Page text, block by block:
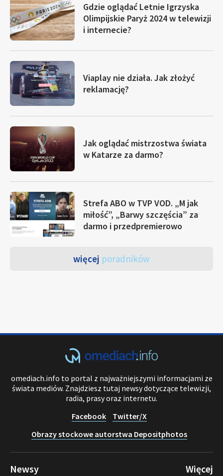
Gdzie oglądać Letnie Igrzyska
Olimpijskie Paryż 2024 w telewizji
i internecie?
Viaplay nie działa. Jak złożyć
reklamację?
Jak oglądać mistrzostwa świata
w Katarze za darmo?
Strefa ABO w TVP VOD. „M jak
miłość”, „Barwy szczęścia” za
darmo i przedpremierowo
więcej poradników
omediach.info to portal z najważniejszymi informacjami ze
świata mediów. Znajdziesz tutaj newsy dotyczące telewizji,
radia, prasy oraz internetu.
Facebook
Twitter/X
Obrazy stockowe autorstwa Depositphotos
Newsy Więcej